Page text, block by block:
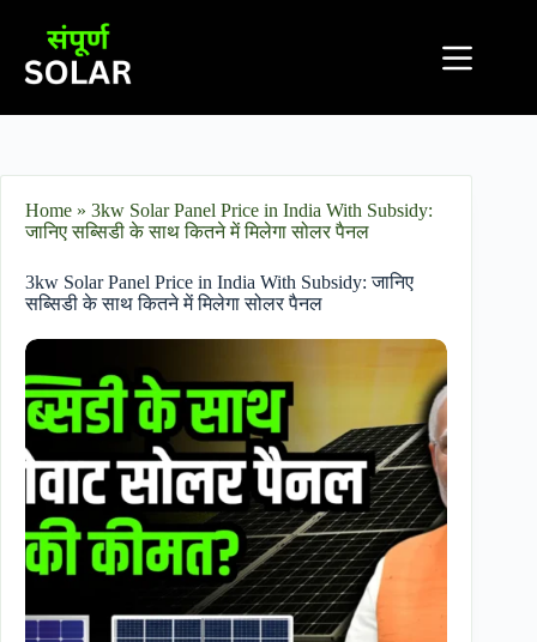
Home » 3kw Solar Panel Price in India With Subsidy:
जानिए सब्सिडी के साथ कितने में मिलेगा सोलर पैनल
3kw Solar Panel Price in India With Subsidy: जानिए
सब्सिडी के साथ कितने में मिलेगा सोलर पैनल